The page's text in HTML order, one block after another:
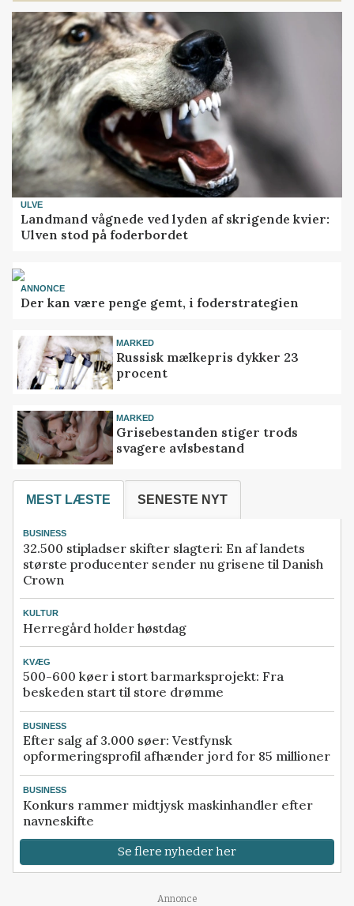
ULVE
Landmand vågnede ved lyden af skrigende kvier:
Ulven stod på foderbordet
ANNONCE
Der kan være penge gemt, i foderstrategien
MARKED
Russisk mælkepris dykker 23
procent
MARKED
Grisebestanden stiger trods
svagere avlsbestand
MEST LÆSTE SENESTE NYT
BUSINESS
32.500 stipladser skifter slagteri: En af landets
største producenter sender nu grisene til Danish
Crown
KULTUR
Herregård holder høstdag
KVÆG
500-600 køer i stort barmarksprojekt: Fra
beskeden start til store drømme
BUSINESS
Efter salg af 3.000 søer: Vestfynsk
opformeringsprofil afhænder jord for 85 millioner
BUSINESS
Konkurs rammer midtjysk maskinhandler efter
navneskifte
Se flere nyheder her
Annonce